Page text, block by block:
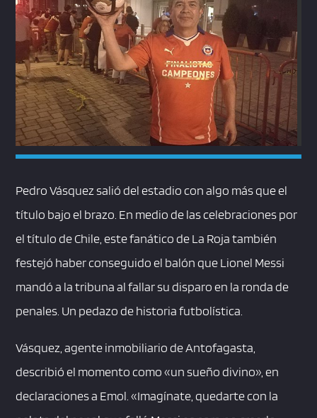
Whatsapp
Pedro Vásquez salió del estadio con algo más que el
título bajo el brazo. En medio de las celebraciones por
el título de Chile, este fanático de La Roja también
festejó haber conseguido el balón que Lionel Messi
mandó a la tribuna al fallar su disparo en la ronda de
penales. Un pedazo de historia futbolística.
Vásquez, agente inmobiliario de Antofagasta,
describió el momento como «un sueño divino», en
declaraciones a Emol. «Imagínate, quedarte con la